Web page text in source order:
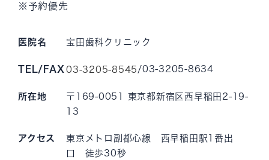
※予約優先
医院名 宝田歯科クリニック
TEL/FAX 03-3205-8545 /03-3205-8634
所在地
〒169-0051 東京都新宿区西早稲田2-19-
13
アクセス
東京メトロ副都心線 西早稲田駅1番出
口 徒歩30秒